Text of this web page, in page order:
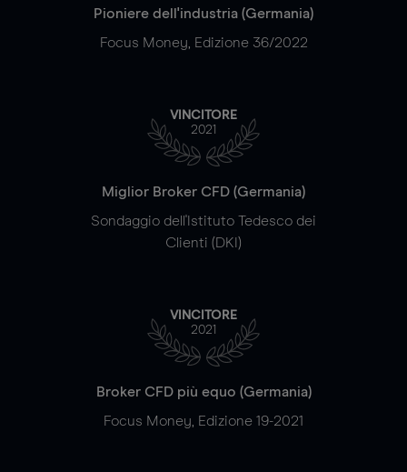
Pioniere dell'industria (Germania)
Focus Money, Edizione 36/2022
VINCITORE
2021
Miglior Broker CFD (Germania)
Sondaggio dell'Istituto Tedesco dei
Clienti (DKI)
VINCITORE
2021
Broker CFD più equo (Germania)
Focus Money, Edizione 19-2021